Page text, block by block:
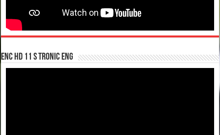
enc hd 11 S tronic ENG